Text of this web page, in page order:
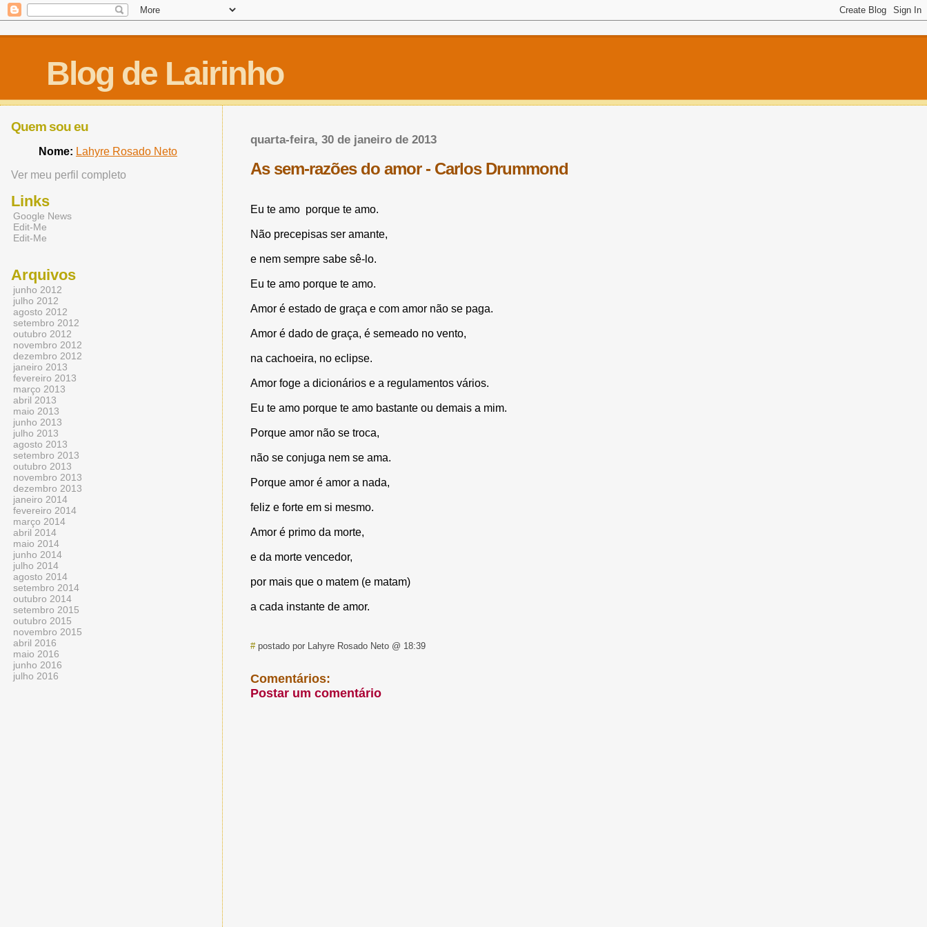
Blog de Lairinho
quarta-feira, 30 de janeiro de 2013
As sem-razões do amor - Carlos Drummond
Eu te amo porque te amo.
Não precepisas ser amante,
e nem sempre sabe sê-lo.
Eu te amo porque te amo.
Amor é estado de graça e com amor não se paga.
Amor é dado de graça, é semeado no vento,
na cachoeira, no eclipse.
Amor foge a dicionários e a regulamentos vários.
Eu te amo porque te amo bastante ou demais a mim.
Porque amor não se troca,
não se conjuga nem se ama.
Porque amor é amor a nada,
feliz e forte em si mesmo.
Amor é primo da morte,
e da morte vencedor,
por mais que o matem (e matam)
a cada instante de amor.
#postado por Lahyre Rosado Neto @ 18:39
Comentários:
Postar um comentário
Quem sou eu
Nome: Lahyre Rosado Neto
Ver meu perfil completo
Links
Google News
Edit-Me
Edit-Me
Arquivos
junho 2012
julho 2012
agosto 2012
setembro 2012
outubro 2012
novembro 2012
dezembro 2012
janeiro 2013
fevereiro 2013
março 2013
abril 2013
maio 2013
junho 2013
julho 2013
agosto 2013
setembro 2013
outubro 2013
novembro 2013
dezembro 2013
janeiro 2014
fevereiro 2014
março 2014
abril 2014
maio 2014
junho 2014
julho 2014
agosto 2014
setembro 2014
outubro 2014
setembro 2015
outubro 2015
novembro 2015
abril 2016
maio 2016
junho 2016
julho 2016